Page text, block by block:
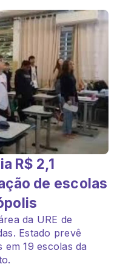
R$ 2,1
de escolas
da URE de
Estado prevê
em 19 escolas da